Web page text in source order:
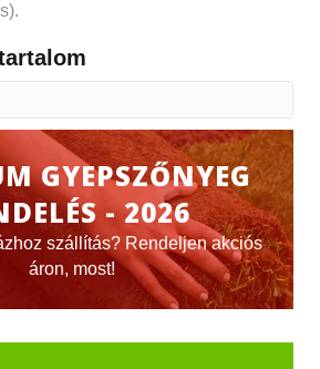
GYEPSZŐNYEG
- 2026
szállítás? Rendeljen akciós
áron, most!